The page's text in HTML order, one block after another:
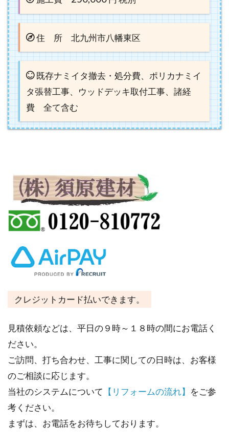
住 所 北九州市八幡東区
既存ナミイタ撤去・処分費、ポリカナミイ
タ張替工事、ウッドデッキ取付工事、諸経
費 全て含む
クレジットカード払いできます。
見積依頼などは、平日の９時～１８時の間にお電話く
ださい。
ご訪問、打ち合わせ、工事に関しての日時は、お客様
のご相談に応じます。
当社のシステムについて 【リフォームの流れ】 をご参
考ください。
まずは、お電話をお待ちしております。